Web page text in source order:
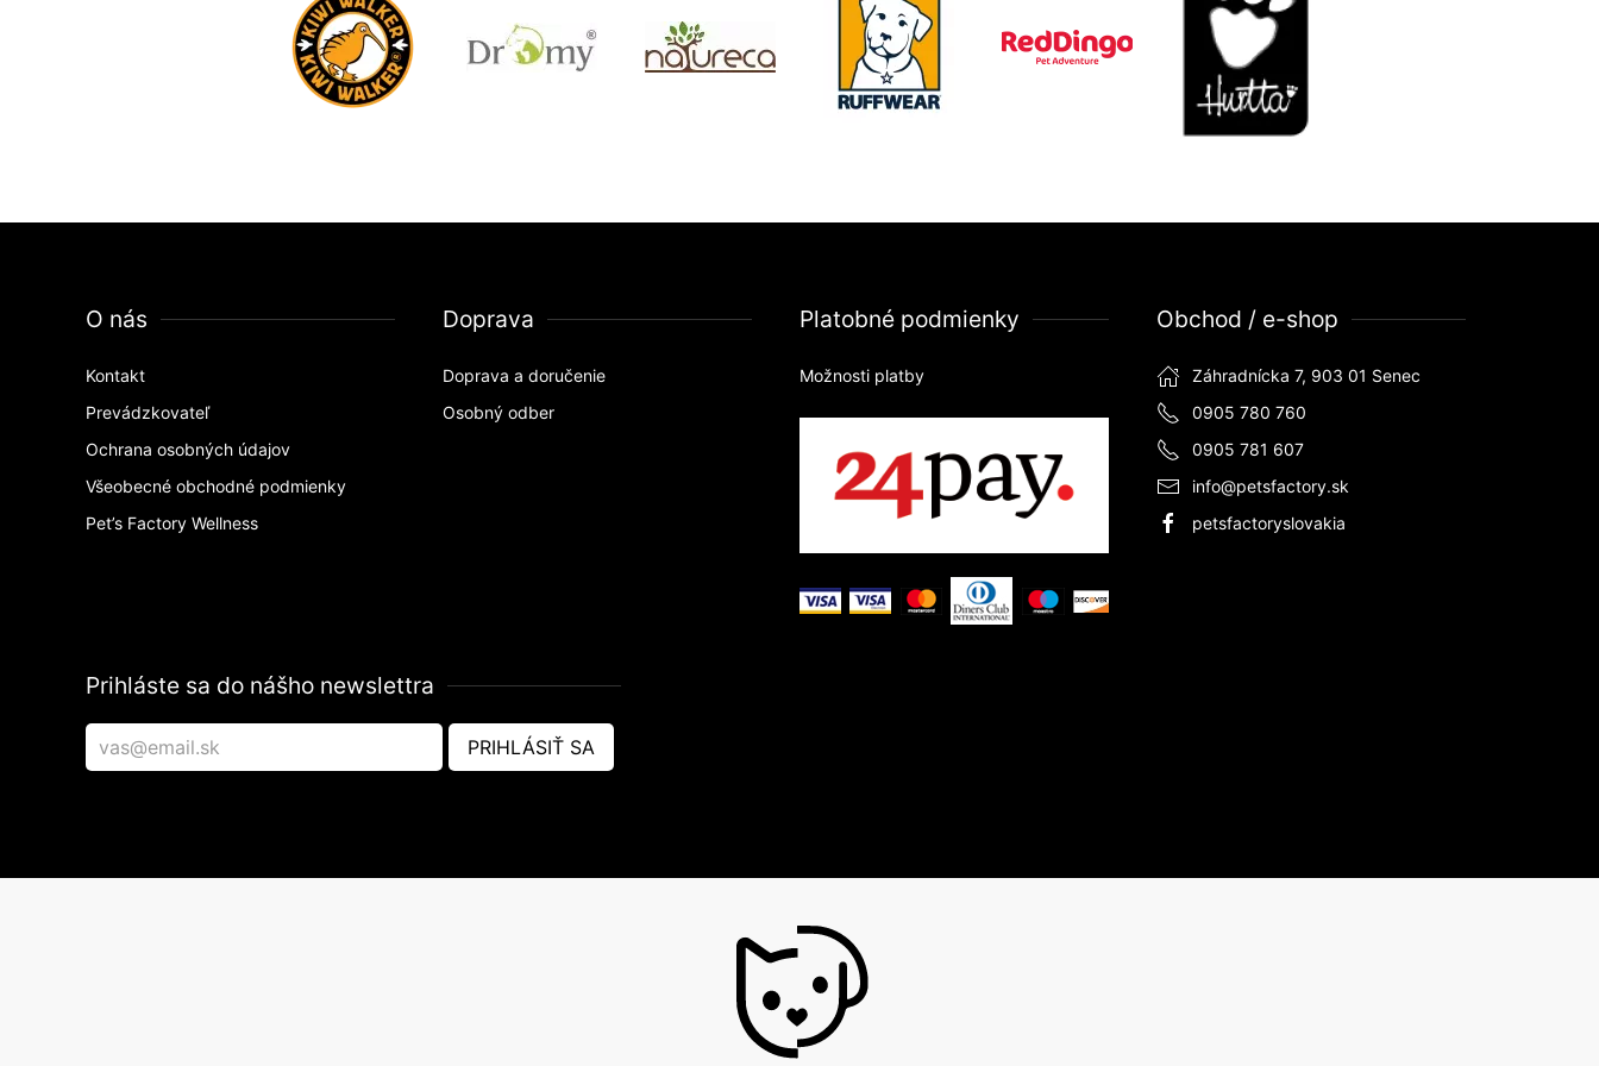
O nás
Kontakt
Prevádzkovateľ
Ochrana osobných údajov
Všeobecné obchodné podmienky
Pet’s Factory Wellness
Doprava
Doprava a doručenie
Osobný odber
Platobné podmienky
Možnosti platby
Obchod / e-shop
Záhradnícka 7, 903 01 Senec
0905 780 760
0905 781 607
info@petsfactory.sk
petsfactoryslovakia
Prihláste sa do nášho newslettra
PRIHLÁSIŤ SA